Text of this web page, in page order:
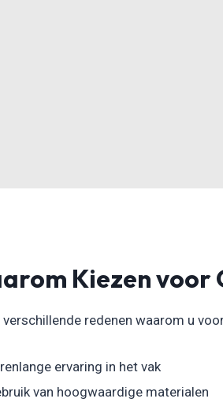
Kiezen voor
verschillende redenen waarom u
ervaring in het vak
van hoogwaardige materialen